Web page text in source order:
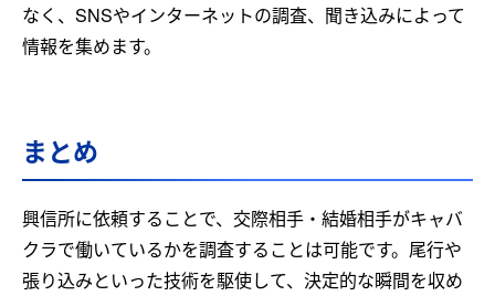
なく、SNSやインターネットの調査、聞き込みによって
情報を集めます。
まとめ
興信所に依頼することで、交際相手・結婚相手がキャバ
クラで働いているかを調査することは可能です。尾行や
張り込みといった技術を駆使して、決定的な瞬間を収め